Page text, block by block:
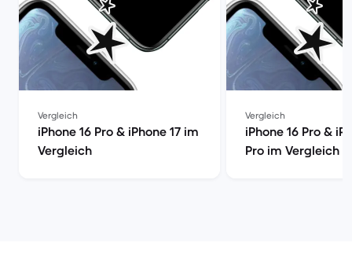
Vergleich
iPhone 16 Pro & iPhone 17 im
Vergleich
Vergleich
iPhone 16 Pro &
Pro im Vergleich